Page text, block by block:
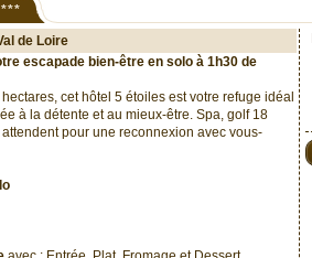
de Loire
escapade bien-être en solo à 1h30 de
cet hôtel 5 étoiles est votre refuge idéal
à la détente et au mieux-être. Spa, golf 18
pour une reconnexion avec vous-